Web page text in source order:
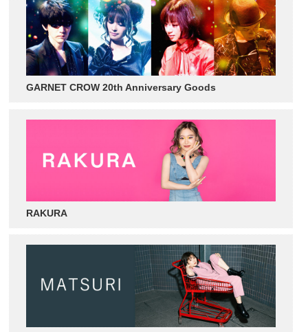
GARNET CROW 20th Anniversary Goods
RAKURA